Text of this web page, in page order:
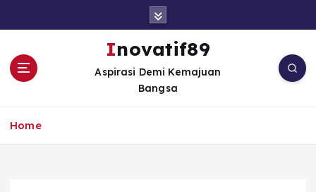
Inovatif89
Aspirasi Demi Kemajuan
Bangsa
Home